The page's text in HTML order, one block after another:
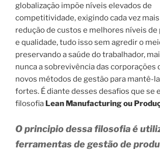
globalização impõe níveis elevados de
competitividade, exigindo cada vez
redução de custos e melhores níveis
e qualidade, tudo isso sem agredir o
preservando a saúde do trabalhador,
nunca a sobrevivência das corporações
novos métodos de gestão para mantê-
fortes. É diante desses desafios que se
filosofia Lean Manufacturing ou
O principio dessa filosofia é
ferramentas de gestão de